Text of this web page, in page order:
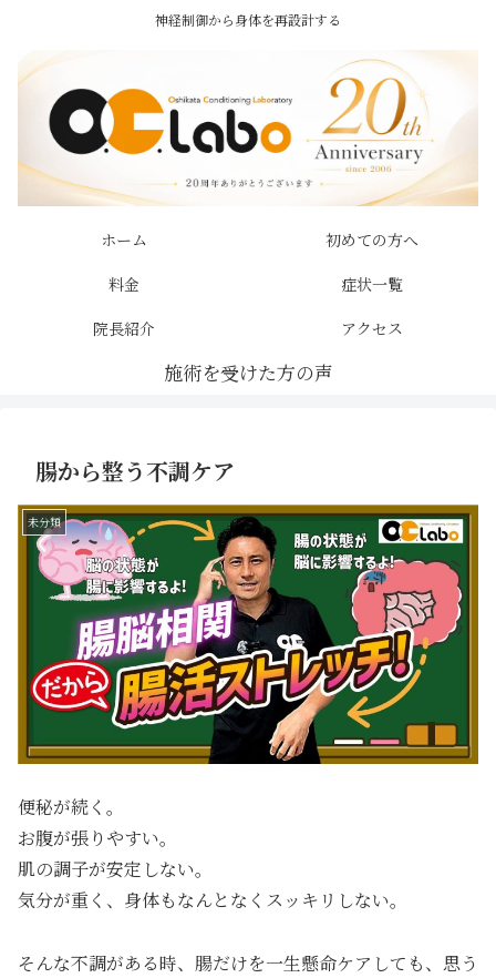
神経制御から身体を再設計する
ホーム
初めての方へ
料金
症状一覧
院長紹介
アクセス
腸から整う不調ケア
未分類
便秘が続く。
お腹が張りやすい。
肌の調子が安定しない。
気分が重く、身体もなんとなくスッキリしない。
そんな不調がある時、腸だけを一生懸命ケアしても、思う